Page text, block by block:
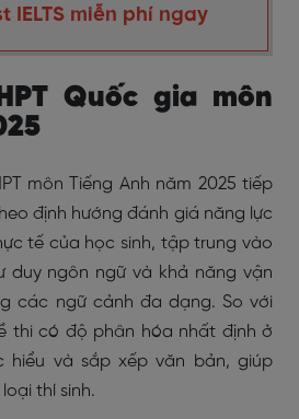
IELTS miễn phí ngay
Quốc gia môn
môn Tiếng Anh năm 2025 tiếp
định hướng đánh giá năng lực
tế của học sinh, tập trung vào
duy ngôn ngữ và khả năng vận
các ngữ cảnh đa dạng. So với
thi có độ phân hóa nhất định ở
hiểu và sắp xếp văn bản, giúp
thí sinh.